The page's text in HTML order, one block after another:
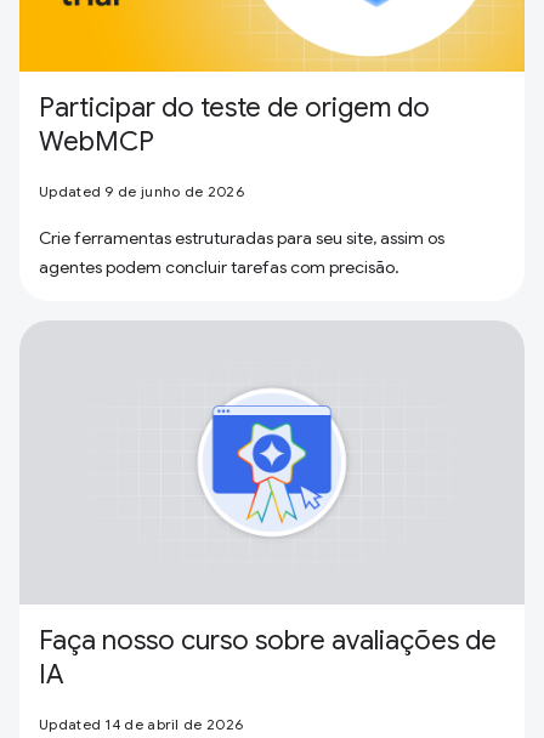
Participar do teste de origem do
WebMCP
Updated 9 de junho de 2026
Crie ferramentas estruturadas para seu site, assim os
agentes podem concluir tarefas com precisão.
Faça nosso curso sobre avaliações de
IA
Updated 14 de abril de 2026